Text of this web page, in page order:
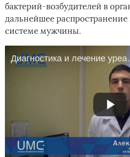
бактерий-возбудителей в
дальнейшее
системе мужчины.